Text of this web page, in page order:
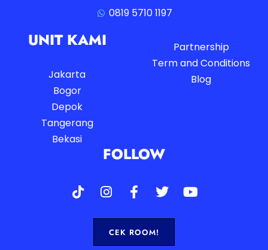
0819 5710 1197
UNIT KAMI
Jakarta
Bogor
Depok
Tangerang
Bekasi
Partnership
Term and Conditions
Blog
FOLLOW
CEK ROOM!